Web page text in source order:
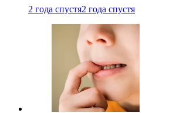
2 года спустя2 года спустя